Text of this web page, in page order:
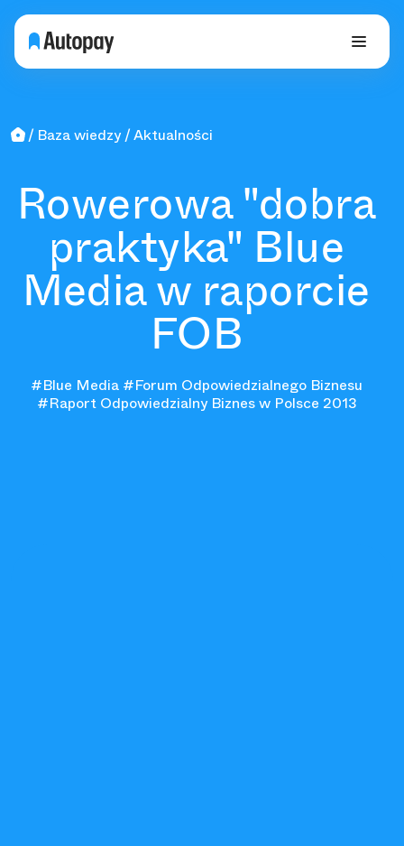
Baza wiedzy Aktualności
Rowerowa "dobra
praktyka" Blue
Media w raporcie
FOB
#Blue Media #Forum Odpowiedzialnego Biznesu
#Raport Odpowiedzialny Biznes w Polsce 2013